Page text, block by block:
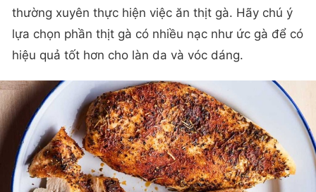
thường xuyên thực hiện việc ăn thịt gà. Hãy chú ý
lựa chọn phần thịt gà có nhiều nạc như ức gà để có
hiệu quả tốt hơn cho làn da và vóc dáng.